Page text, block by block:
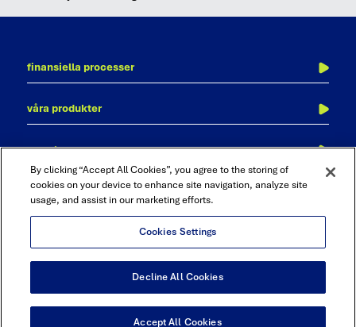
Linkedin
TwitterYoutube
finansiella processer
bokföringsorder
bokslutsprocessen
intercompany
rapportering och analys
våra produkter
om trintech
kontakta oss
karriär
trust center
Terms & Conditions
| Privacy Policy
By clicking “Accept All Cookies”, you agree to the storing of
cookies on your device to enhance site navigation, analyze site
usage, and assist in our marketing efforts.
Cookies Settings
Decline All Cookies
Accept All Cookies